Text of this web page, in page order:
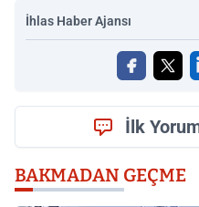
İhlas Haber Ajansı
İlk
BAKMADAN GEÇME